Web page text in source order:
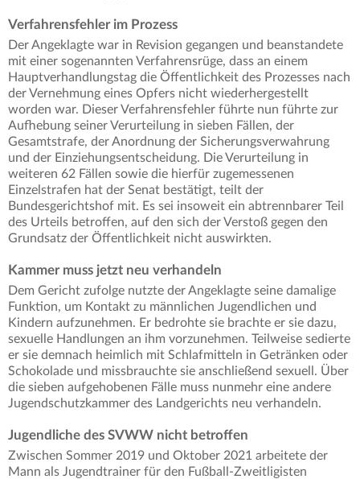
Verfahrensfehler im Prozess
Der Angeklagte war in Revision gegangen und beanstandete
mit einer sogenannten Verfahrensrüge, dass an einem
Hauptverhandlungstag die Öffentlichkeit des Prozesses nach
der Vernehmung eines Opfers nicht wiederhergestellt
worden war. Dieser Verfahrensfehler führte nun führte zur
Aufhebung seiner Verurteilung in sieben Fällen, der
Gesamtstrafe, der Anordnung der Sicherungsverwahrung
und der Einziehungsentscheidung. Die Verurteilung in
weiteren 62 Fällen sowie die hierfür zugemessenen
Einzelstrafen hat der Senat bestätigt, teilt der
Bundesgerichtshof mit. Es sei insoweit ein abtrennbarer Teil
des Urteils betroffen, auf den sich der Verstoß gegen den
Grundsatz der Öffentlichkeit nicht auswirkten.
Kammer muss jetzt neu verhandeln
Dem Gericht zufolge nutzte der Angeklagte seine damalige
Funktion, um Kontakt zu männlichen Jugendlichen und
Kindern aufzunehmen. Er bedrohte sie brachte er sie dazu,
sexuelle Handlungen an ihm vorzunehmen. Teilweise sedierte
er sie demnach heimlich mit Schlafmitteln in Getränken oder
Schokolade und missbrauchte sie anschließend sexuell. Über
die sieben aufgehobenen Fälle muss nunmehr eine andere
Jugendschutzkammer des Landgerichts neu verhandeln.
Jugendliche des SVWW nicht betroffen
Zwischen Sommer 2019 und Oktober 2021 arbeitete der
Mann als Jugendtrainer für den Fußball-Zweitligisten